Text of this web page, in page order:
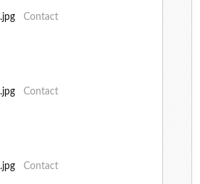
Contact
Contact
Contact